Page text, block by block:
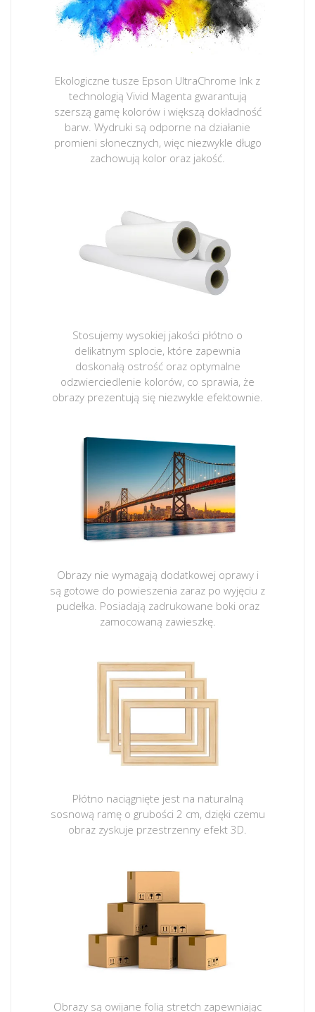
Ekologiczne tusze Epson UltraChrome Ink z
technologią Vivid Magenta gwarantują
szerszą gamę kolorów i większą dokładność
barw. Wydruki są odporne na działanie
promieni słonecznych, więc niezwykle długo
zachowują kolor oraz jakość.
Stosujemy wysokiej jakości płótno o
delikatnym splocie, które zapewnia
doskonałą ostrość oraz optymalne
odzwierciedlenie kolorów, co sprawia, że
obrazy prezentują się niezwykle efektownie.
Obrazy nie wymagają dodatkowej oprawy i
są gotowe do powieszenia zaraz po wyjęciu z
pudełka. Posiadają zadrukowane boki oraz
zamocowaną zawieszkę.
Płótno naciągnięte jest na naturalną
sosnową ramę o grubości 2 cm, dzięki czemu
obraz zyskuje przestrzenny efekt 3D.
Obrazy są owijane folią stretch zapewniając